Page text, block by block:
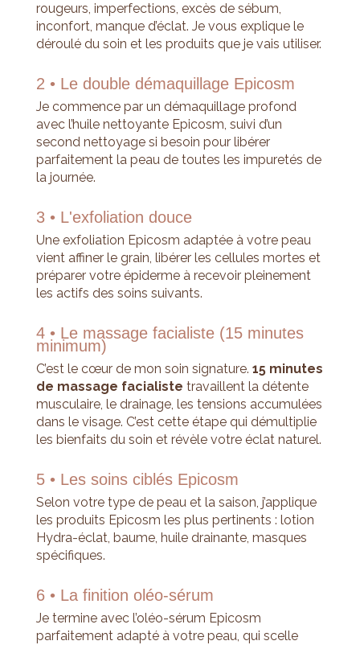
rougeurs, imperfections, excès de sébum,
inconfort, manque d’éclat. Je vous explique le
déroulé du soin et les produits que je vais utiliser.
2 • Le double démaquillage Epicosm
Je commence par un démaquillage profond
avec l’huile nettoyante Epicosm, suivi d’un
second nettoyage si besoin pour libérer
parfaitement la peau de toutes les impuretés de
la journée.
3 • L'exfoliation douce
Une exfoliation Epicosm adaptée à votre peau
vient affiner le grain, libérer les cellules mortes et
préparer votre épiderme à recevoir pleinement
les actifs des soins suivants.
4 • Le massage facialiste (15 minutes
minimum)
C’est le cœur de mon soin signature. 15 minutes
de massage facialiste travaillent la détente
musculaire, le drainage, les tensions accumulées
dans le visage. C’est cette étape qui démultiplie
les bienfaits du soin et révèle votre éclat naturel.
5 • Les soins ciblés Epicosm
Selon votre type de peau et la saison, j’applique
les produits Epicosm les plus pertinents : lotion
Hydra-éclat, baume, huile drainante, masques
spécifiques.
6 • La finition oléo-sérum
Je termine avec l’oléo-sérum Epicosm
parfaitement adapté à votre peau, qui scelle